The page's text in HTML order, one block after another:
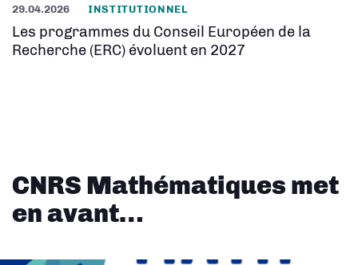
29.04.2026 INSTITUTIONNEL
Les programmes du Conseil Européen de la
Recherche (ERC) évoluent en 2027
CNRS Mathématiques met
en avant…